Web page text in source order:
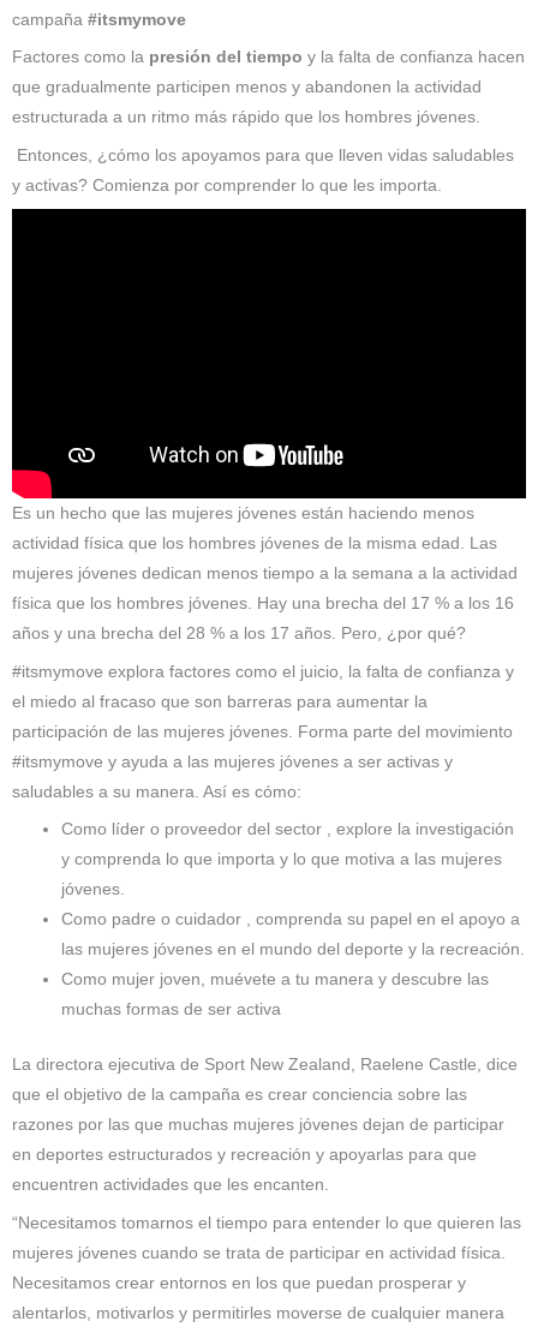
campaña #itsmymove
Factores como la presión del tiempo y la falta de confianza hacen
que gradualmente participen menos y abandonen la actividad
estructurada a un ritmo más rápido que los hombres jóvenes.
Entonces, ¿cómo los apoyamos para que lleven vidas saludables
y activas? Comienza por comprender lo que les importa.
Es un hecho que las mujeres jóvenes están haciendo menos
actividad física que los hombres jóvenes de la misma edad. Las
mujeres jóvenes dedican menos tiempo a la semana a la actividad
física que los hombres jóvenes. Hay una brecha del 17 % a los 16
años y una brecha del 28 % a los 17 años. Pero, ¿por qué?
#itsmymove explora factores como el juicio, la falta de confianza y
el miedo al fracaso que son barreras para aumentar la
participación de las mujeres jóvenes. Forma parte del movimiento
#itsmymove y ayuda a las mujeres jóvenes a ser activas y
saludables a su manera. Así es cómo:
Como líder o proveedor del sector , explore la investigación
y comprenda lo que importa y lo que motiva a las mujeres
jóvenes.
Como padre o cuidador , comprenda su papel en el apoyo a
las mujeres jóvenes en el mundo del deporte y la recreación.
Como mujer joven, muévete a tu manera y descubre las
muchas formas de ser activa
La directora ejecutiva de Sport New Zealand, Raelene Castle, dice
que el objetivo de la campaña es crear conciencia sobre las
razones por las que muchas mujeres jóvenes dejan de participar
en deportes estructurados y recreación y apoyarlas para que
encuentren actividades que les encanten.
“Necesitamos tomarnos el tiempo para entender lo que quieren las
mujeres jóvenes cuando se trata de participar en actividad física.
Necesitamos crear entornos en los que puedan prosperar y
alentarlos, motivarlos y permitirles moverse de cualquier manera